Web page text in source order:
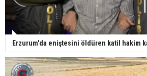
Erzurum'da eniştesini öldüren katil hakim